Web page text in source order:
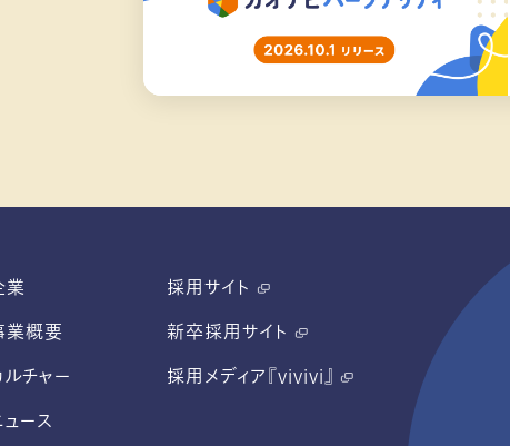
業
業概要
ルチャー
ース
採用サイト
新卒採用サイト
採用メディア『vivivi』